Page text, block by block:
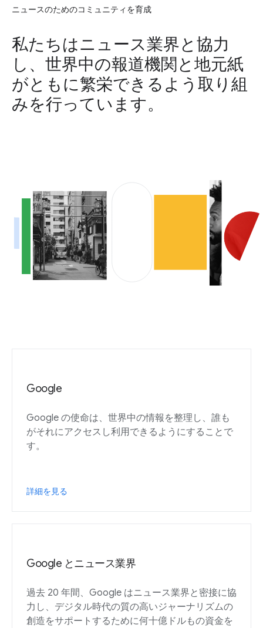
ニュースのためのコミュニティを育成
私たちはニュース業界と協力
し、世界中の報道機関と地元紙
がともに繁栄できるよう取り組
みを行っています。
Google
Google の使命は、世界中の情報を整理し、誰も
がそれにアクセスし利用できるようにすることで
す。
詳細を見る
Google とニュース業界
過去 20 年間、Google はニュース業界と密接に協
力し、デジタル時代の質の高いジャーナリズムの
創造をサポートするために何十億ドルもの資金を